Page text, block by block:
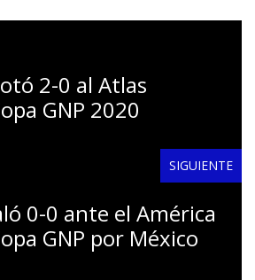
2-0 al Atlas
GNP 2020
SIGUIENTE
0-0 ante el América
GNP por México